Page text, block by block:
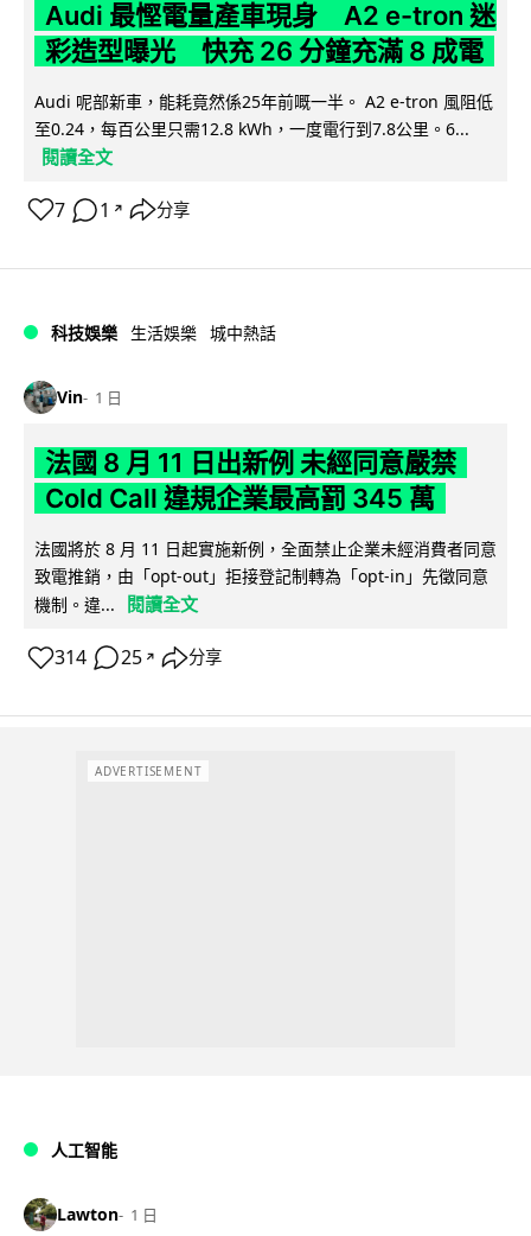
Audi 最慳電量產車現身 A2 e-tron 迷
彩造型曝光 快充 26 分鐘充滿 8 成電
Audi 呢部新車，能耗竟然係25年前嘅一半。 A2 e-tron 風阻低
至0.24，每百公里只需12.8 kWh，一度電行到7.8公里。6...
閱讀全文
7 1 ↗ 分享
科技娛樂 生活娛樂 城中熱話
Vin 1 日
法國 8 月 11 日出新例 未經同意嚴禁
Cold Call 違規企業最高罰 345 萬
法國將於 8 月 11 日起實施新例，全面禁止企業未經消費者同意
致電推銷，由「opt-out」拒接登記制轉為「opt-in」先徵同意
機制。違...
閱讀全文
314 25 ↗ 分享
ADVERTISEMENT
人工智能
Lawton 1 日